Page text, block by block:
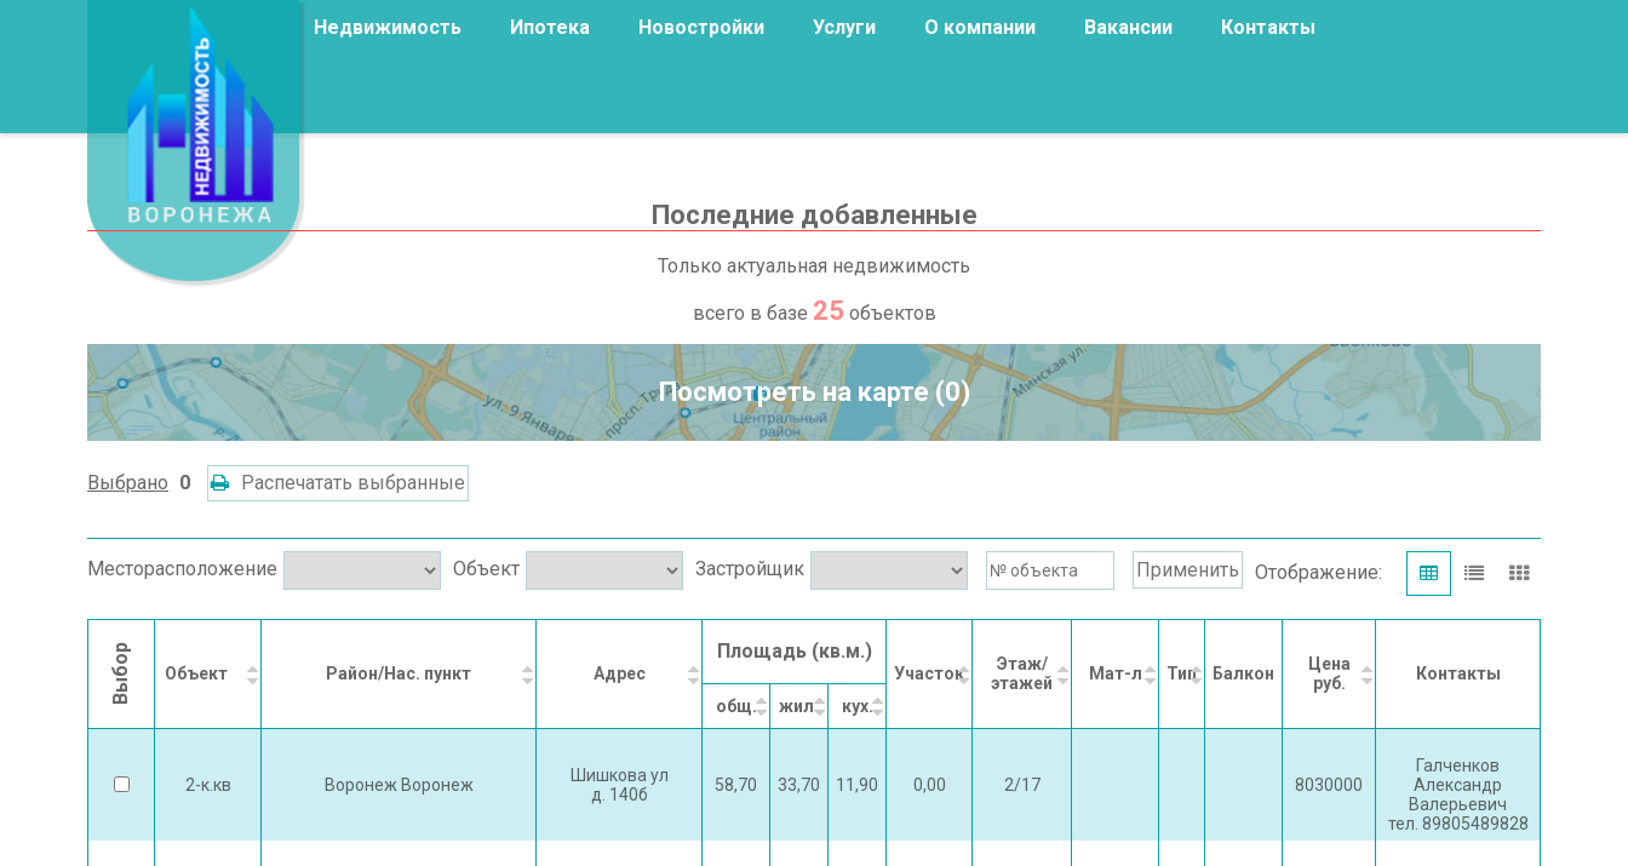
Недвижимость Ипотека Новостройки Услуги О компании Вакансии Контакты
Последние добавленные
Только актуальная недвижимость
всего в базе 25 объектов
Посмотреть на карте (0)
Выбрано 0 Распечатать выбранные
Месторасположение Объект Застройщик Применить Отображение:
Выбор Объект Район/Нас. пункт Адрес
Площадь (кв.м.)
Участок
Этаж/
этажей
Мат-л Тип Балкон
Цена
руб.
Контакты
общ.
жил. кух.
2-к.кв Воронеж Воронеж
Шишкова ул
д. 140б
58,70 33,70 11,90 0,00 2/17 8030000
Галченков
Александр
Валерьевич
тел. 89805489828